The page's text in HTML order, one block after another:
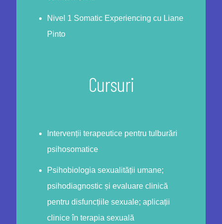
Nivel 1 Somatic Experiencing cu Liane
Pinto
Cursuri
Intervenții terapeutice pentru tulburări
psihosomatice
Psihobiologia sexualității umane;
psihodiagnostic și evaluare clinică
pentru disfuncțiile sexuale; aplicații
clinice în terapia sexuală